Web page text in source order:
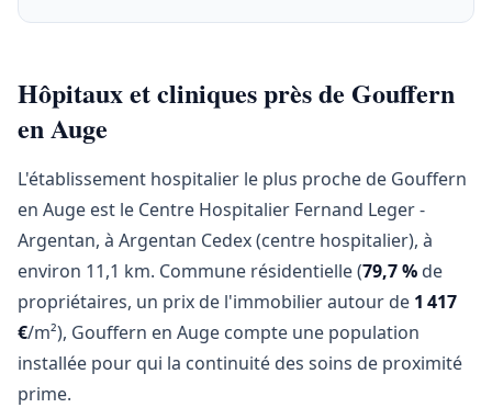
Hôpitaux et cliniques près de Gouffern
en Auge
L'établissement hospitalier le plus proche de Gouffern
en Auge est le Centre Hospitalier Fernand Leger -
Argentan, à Argentan Cedex (centre hospitalier), à
environ 11,1 km. Commune résidentielle (79,7 % de
propriétaires, un prix de l'immobilier autour de 1 417
€/m²), Gouffern en Auge compte une population
installée pour qui la continuité des soins de proximité
prime.